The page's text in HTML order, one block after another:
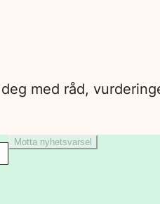
med råd,
Motta nyhetsvarsel